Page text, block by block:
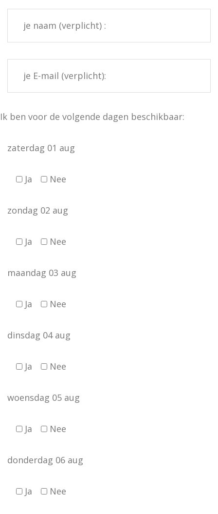
Ik ben voor de volgende dagen beschikbaar:
zaterdag 01 aug
Ja Nee
zondag 02 aug
Ja Nee
maandag 03 aug
Ja Nee
dinsdag 04 aug
Ja Nee
woensdag 05 aug
Ja Nee
donderdag 06 aug
Ja Nee